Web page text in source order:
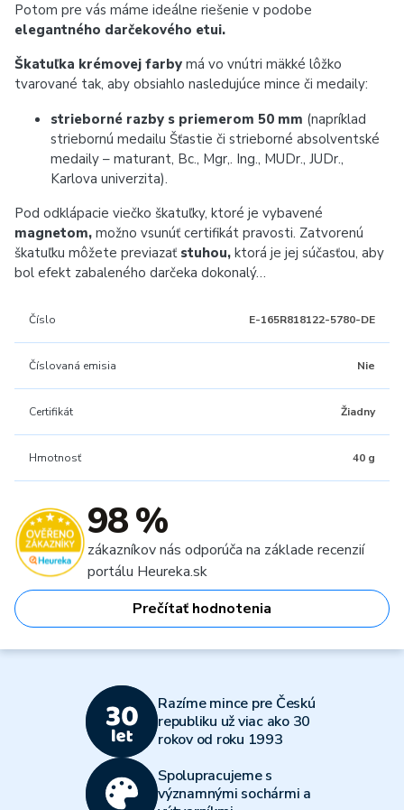
Potom pre vás máme ideálne riešenie v podobe
elegantného darčekového etui.
Škatuľka krémovej farby má vo vnútri mäkké lôžko
tvarované tak, aby obsiahlo nasledujúce mince či medaily:
strieborné razby s priemerom 50 mm (napríklad
striebornú medailu Šťastie či strieborné absolventské
medaily – maturant, Bc., Mgr,. Ing., MUDr., JUDr.,
Karlova univerzita).
Pod odklápacie viečko škatuľky, ktoré je vybavené
magnetom, možno vsunúť certifikát pravosti. Zatvorenú
škatuľku môžete previazať stuhou, ktorá je jej súčasťou, aby
bol efekt zabaleného darčeka dokonalý…
Číslo E-165R818122-5780-DE
Číslovaná emisia Nie
Certifikát Žiadny
Hmotnosť 40 g
98 %
zákazníkov nás odporúča na základe recenzií
portálu Heureka.sk
Prečítať hodnotenia
Razíme mince pre Českú
republiku už viac ako 30
rokov od roku 1993
Spolupracujeme s
významnými sochármi a